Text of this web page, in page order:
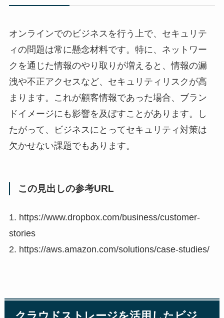
オンラインでのビジネスを行う上で、セキュリテ
ィの問題は常に懸念材料です。特に、ネットワー
クを通じた情報のやり取りが増えると、情報の漏
洩や不正アクセスなど、セキュリティリスクが高
まります。これが顧客情報であった場合、ブラン
ドイメージにも影響を及ぼすことがあります。し
たがって、ビジネスにとってセキュリティ対策は
欠かせない課題でもあります。
この見出しの参考URL
1. https://www.dropbox.com/business/customer-
stories
2. https://aws.amazon.com/solutions/case-studies/